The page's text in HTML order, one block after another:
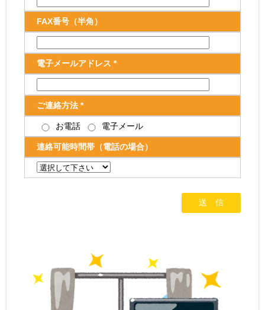
FAX番号（半角）
電子メールアドレス *
ご連絡方法 *
お電話 電子メール
連絡可能時間帯（電話の場合）